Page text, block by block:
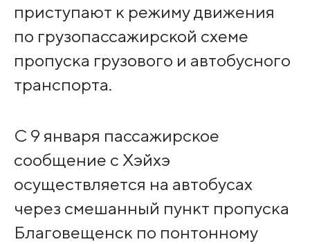
приступают к режиму движения
по грузопассажирской схеме
пропуска грузового и автобусного
транспорта.
С 9 января пассажирское
сообщение с Хэйхэ
осуществляется на автобусах
через смешанный пункт пропуска
Благовещенск по понтонному